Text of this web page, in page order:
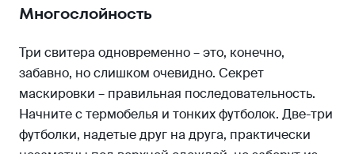
Многослойность
Три свитера одновременно – это, конечно,
забавно, но слишком очевидно. Секрет
маскировки – правильная последовательность.
Начните с термобелья и тонких футболок. Две-три
футболки, надетые друг на друга, практически